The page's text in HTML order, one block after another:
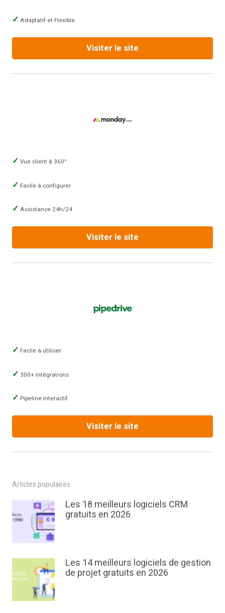
Adaptatif et Flexible
Visiter le site
Vue client à 360°
Facile à configurer
Assistance 24h/24
Visiter le site
Facile à utiliser
300+ intégrations
Pipeline interactif
Visiter le site
Articles populaires
Les 18 meilleurs logiciels CRM
gratuits en 2026
Les 14 meilleurs logiciels de gestion
de projet gratuits en 2026